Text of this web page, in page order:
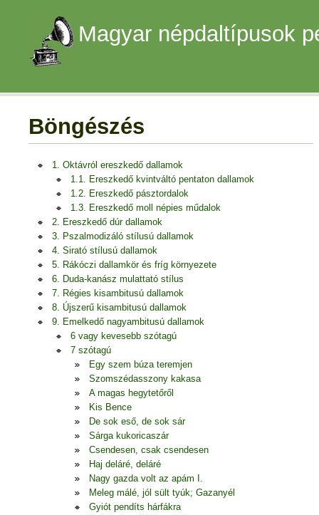
Magyar népdaltípusok
Böngészés
1. Oktávról ereszkedő dallamok
1.1. Ereszkedő kvintváltó pentaton dallamok
1.2. Ereszkedő pásztordalok
1.3. Ereszkedő moll népies műdalok
2. Ereszkedő dúr dallamok
3. Pszalmodizáló stílusú dallamok
4. Sirató stílusú dallamok
5. Rákóczi dallamkör és fríg környezete
6. Duda-kanász mulattató stílus
7. Régies kisambitusú dallamok
8. Újszerű kisambitusú dallamok
9. Emelkedő nagyambitusú dallamok
6 vagy kevesebb szótagú
7 szótagú
Egy szem búza teremjen
Szomszédasszony kakasa
A magas hegytetőről
Kis Bence
De sok eső, de sok sár
Sárga kukoricaszár
Csendesen, csak csendesen
Haj deláré, deláré
Nagy gazda volt az apám I.
Meleg málé, jól sült tyúk; Gazanyél
Gyiót pendíts hárfákra